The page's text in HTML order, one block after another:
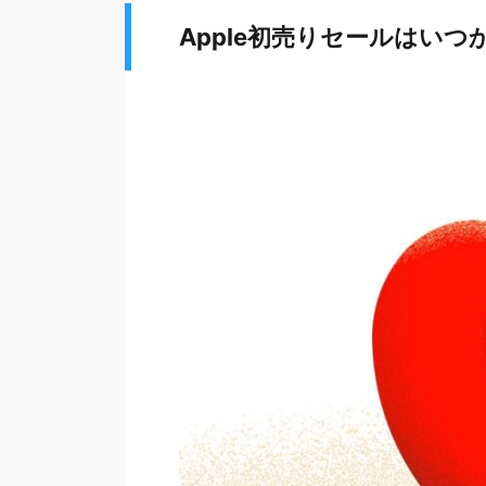
Apple初売りセールはいつ